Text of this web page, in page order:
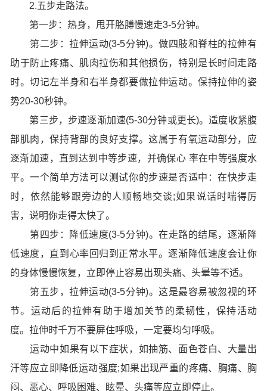
2.五步走路法。
第一步：热身，甩开胳膊慢速走3-5分钟。
第二步：拉伸运动(3-5分钟)。做四肢和脊柱的拉伸有
助于防止疼痛、肌肉拉伤和其他损伤，特别是长时间走路
时。切记左半身和右半身都要做拉伸运动。保持拉伸的姿
势20-30秒钟。
第三步，步速逐渐加速(5-30分钟或更长)。适度收紧腹
部肌肉，保持背部的良好支撑。这属于有氧运动部分，应
逐渐加速，直到达到中等步速，并确保心 率在中等强度水
平。一个简单方法可以测试你的步速是否适中：在快步走
时，依然能够跟旁边的人顺畅地交谈;如果说话时喘得厉
害，说明你走得太快了。
第四步：降低速度(3-5分钟)。在走路的结尾，逐渐降
低速度，直到心率回归到正常水平。逐渐降低速度会让你
的身体慢慢恢复，立即停止容易出现头痛、头晕等不适。
第五步，拉伸运动(3-5分钟)。这是最容易被忽视的环
节。运动后的拉伸有助于增加关节的柔韧性，保持活动
度。拉伸时千万不要屏住呼吸，一定要均匀呼吸。
运动中如果有以下症状，如抽筋、面色苍白、大量出
汗等应立即降低运动强度;如果出现严重的疼痛、胸痛、胸
闷、恶心、呼吸困难、眩晕、头痛等应立即停止。